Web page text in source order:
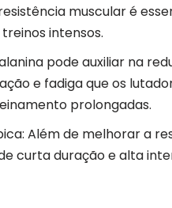
muscular é
intensos.
pode auxiliar na
e fadiga que os
prolongadas.
Além de melhorar a
curta duração e alta